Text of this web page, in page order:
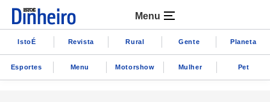
Menu
IstoÉ Revista Rural Gente Planeta
Esportes Menu Motorshow Mulher Pet